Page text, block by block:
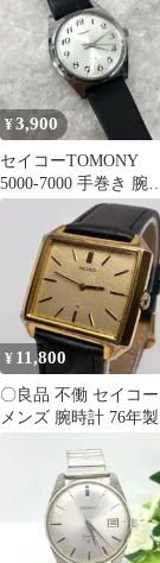
¥3,900
セイコーTOMONY
5000-7000 手巻き 腕時
計 ヴィンテージ 希少
¥ 11,800
〇良品 不働 セイコー
メンズ 腕時計 76年製